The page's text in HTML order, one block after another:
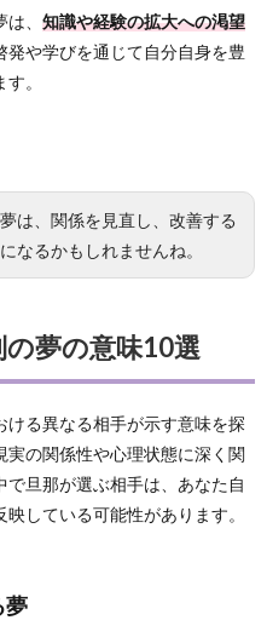
、 知識や経験の拡大への渇望
や学びを通じて自分自身を豊
。
は、関係を見直し、改善する
なるかもしれませんね。
夢の意味10選
ける異なる相手が示す意味を探
実の関係性や心理状態に深く関
旦那が選ぶ相手は、あなた自
している可能性があります。
夢